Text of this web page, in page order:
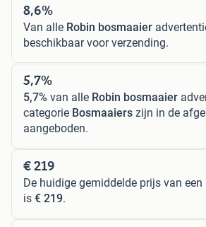
8,6%
Van alle Robin bosmaaier
beschikbaar voor verzending.
5,7%
5,7% van alle Robin bosmaaier
categorie Bosmaaiers zijn in de
aangeboden.
€ 219
De huidige gemiddelde prijs van een
is € 219.